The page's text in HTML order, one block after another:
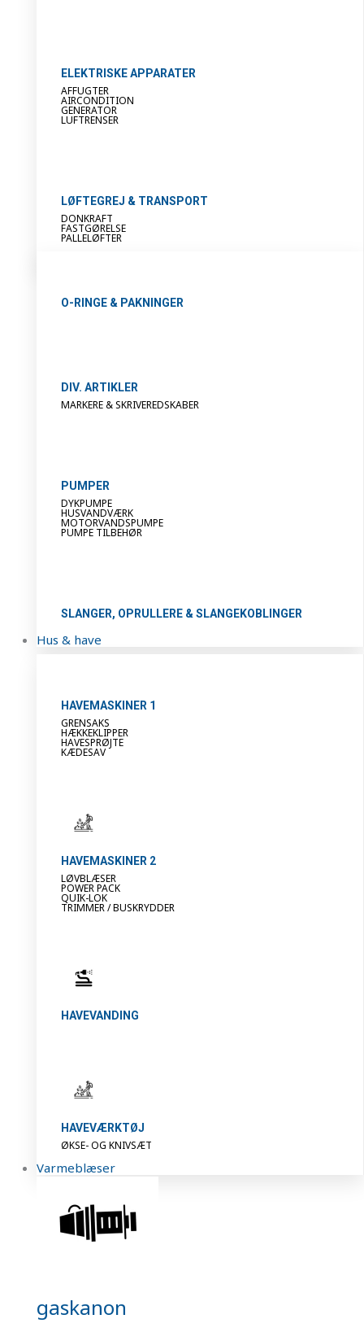
ELEKTRISKE APPARATER
AFFUGTER
AIRCONDITION
GENERATOR
LUFTRENSER
LØFTEGREJ & TRANSPORT
DONKRAFT
FASTGØRELSE
PALLELØFTER
O-RINGE & PAKNINGER
DIV. ARTIKLER
MARKERE & SKRIVEREDSKABER
PUMPER
DYKPUMPE
HUSVANDVÆRK
MOTORVANDSPUMPE
PUMPE TILBEHØR
SLANGER, OPRULLERE & SLANGEKOBLINGER
Hus & have
HAVEMASKINER 1
GRENSAKS
HÆKKEKLIPPER
HAVESPRØJTE
KÆDESAV
HAVEMASKINER 2
LØVBLÆSER
POWER PACK
QUIK-LOK
TRIMMER / BUSKRYDDER
HAVEVANDING
HAVEVÆRKTØJ
ØKSE- OG KNIVSÆT
Varmeblæser
gaskanon